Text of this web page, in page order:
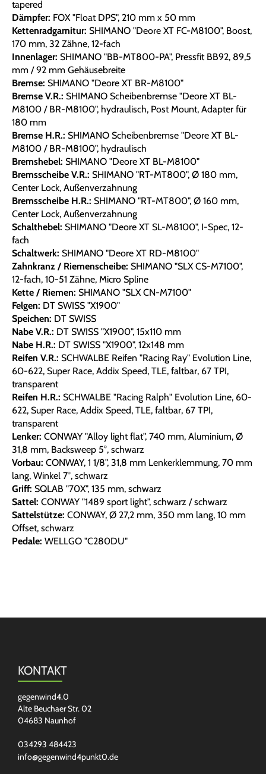
tapered
Dämpfer: FOX "Float DPS", 210 mm x 50 mm
Kettenradgarnitur: SHIMANO "Deore XT FC-M8100", Boost,
170 mm, 32 Zähne, 12-fach
Innenlager: SHIMANO "BB-MT800-PA", Pressfit BB92, 89,5
mm / 92 mm Gehäusebreite
Bremse: SHIMANO "Deore XT BR-M8100"
Bremse V.R.: SHIMANO Scheibenbremse "Deore XT BL-
M8100 / BR-M8100", hydraulisch, Post Mount, Adapter für
180 mm
Bremse H.R.: SHIMANO Scheibenbremse "Deore XT BL-
M8100 / BR-M8100", hydraulisch
Bremshebel: SHIMANO "Deore XT BL-M8100"
Bremsscheibe V.R.: SHIMANO "RT-MT800", Ø 180 mm,
Center Lock, Außenverzahnung
Bremsscheibe H.R.: SHIMANO "RT-MT800", Ø 160 mm,
Center Lock, Außenverzahnung
Schalthebel: SHIMANO "Deore XT SL-M8100", I-Spec, 12-
fach
Schaltwerk: SHIMANO "Deore XT RD-M8100"
Zahnkranz / Riemenscheibe: SHIMANO "SLX CS-M7100",
12-fach, 10-51 Zähne, Micro Spline
Kette / Riemen: SHIMANO "SLX CN-M7100"
Felgen: DT SWISS "X1900"
Speichen: DT SWISS
Nabe V.R.: DT SWISS "X1900", 15x110 mm
Nabe H.R.: DT SWISS "X1900", 12x148 mm
Reifen V.R.: SCHWALBE Reifen "Racing Ray" Evolution Line,
60-622, Super Race, Addix Speed, TLE, faltbar, 67 TPI,
transparent
Reifen H.R.: SCHWALBE "Racing Ralph" Evolution Line, 60-
622, Super Race, Addix Speed, TLE, faltbar, 67 TPI,
transparent
Lenker: CONWAY "Alloy light flat", 740 mm, Aluminium, Ø
31,8 mm, Backsweep 5°, schwarz
Vorbau: CONWAY, 1 1/8", 31,8 mm Lenkerklemmung, 70 mm
lang, Winkel 7°, schwarz
Griff: SQLAB "70X", 135 mm, schwarz
Sattel: CONWAY "1489 sport light", schwarz / schwarz
Sattelstütze: CONWAY, Ø 27,2 mm, 350 mm lang, 10 mm
Offset, schwarz
Pedale: WELLGO "C280DU"
KONTAKT
gegenwind4.0
Alte Beuchaer Str. 02
04683 Naunhof
034293 484423
info@gegenwind4punkt0.de